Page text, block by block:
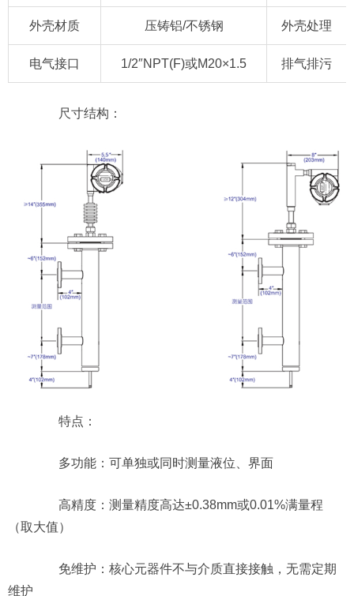
外壳材质 压铸铝/不锈钢 外壳处理
电气接口 1/2″NPT(F)或M20×1.5 排气排污
尺寸结构：
特点：
多功能：可单独或同时测量液位、界面
高精度：测量精度高达±0.38mm或0.01%满量程
（取大值）
免维护：核心元器件不与介质直接接触，无需定期
维护